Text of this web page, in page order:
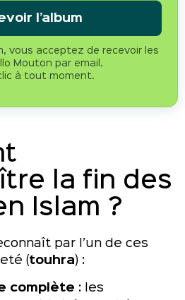
l’album
vous acceptez de recevoir les
Mouton par email.
à tout moment.
la fin des
Islam ?
par l’un de ces
(touhra) :
complète : les